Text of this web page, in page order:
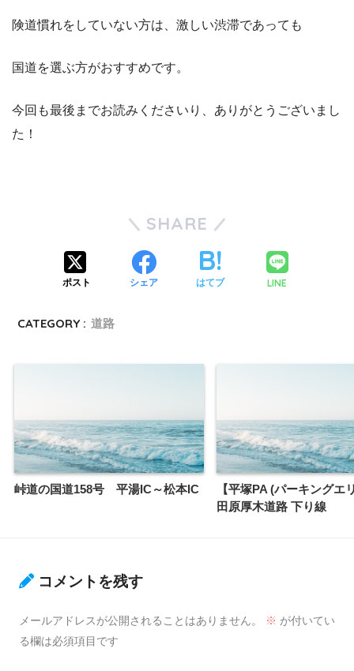
険道慣れをしていない方は、激しい渋滞であっても
国道を選ぶ方がおすすめです。
今回も最後までお読みくださいり、ありがとうございまし
た！
SHARE
ポスト シェア はてブ LINE
CATEGORY : 道路
峠道の国道158号 平湯IC～松本IC
【平塚PA (パーキングエ
田原厚木道路 下り線
コメントを残す
メールアドレスが公開されることはありません。 ※ が付いてい
る欄は必須項目です